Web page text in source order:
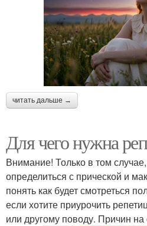
читать дальше →
Для чего нужна
Внимание! Только в том
определиться с прической и
понять как будет смотреться
если хотите приурочить
или другому поводу. Причин